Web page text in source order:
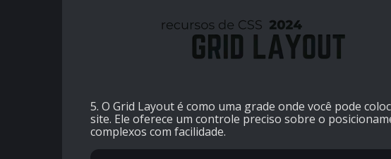
5. O Grid Layout é como uma grade onde você pode
site. Ele oferece um controle preciso sobre o
complexos com facilidade.